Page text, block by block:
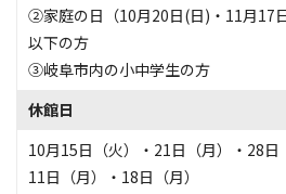
②家庭の日（10月20日(日)・11月17
以下の方
③岐阜市内の小中学生の方
休館日
10月15日（火）・21日（月）・28日
11日（月）・18日（月）